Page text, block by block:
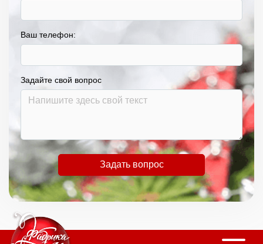
Ваш телефон:
Задайте свой вопрос
Задать вопрос